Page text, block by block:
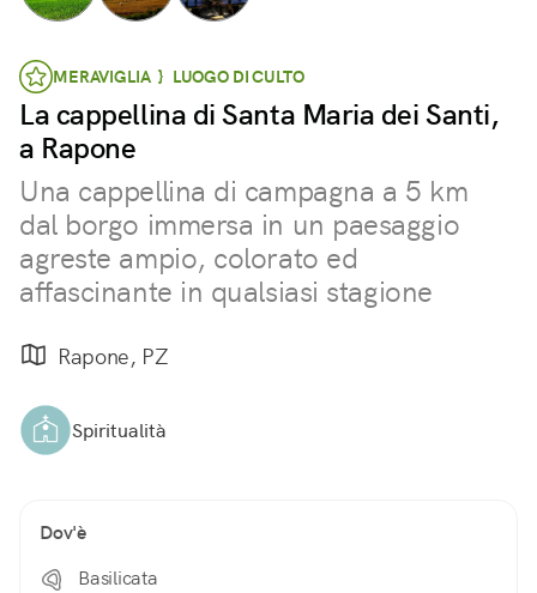
MERAVIGLIA } LUOGO DI CULTO
La cappellina di Santa Maria dei Santi,
a Rapone
Una cappellina di campagna a 5 km
dal borgo immersa in un paesaggio
agreste ampio, colorato ed
affascinante in qualsiasi stagione
Rapone, PZ
Spiritualità
Dov'è
Basilicata